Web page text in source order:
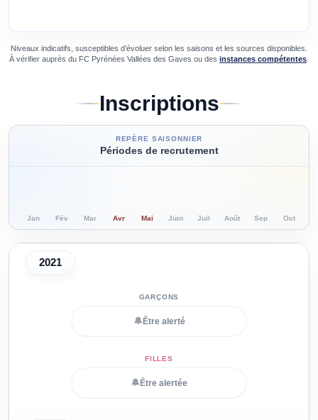
Niveaux indicatifs, susceptibles d’évoluer selon les saisons et les sources disponibles.
À vérifier auprès du FC Pyrénées Vallées des Gaves ou des instances compétentes
Inscriptions
REPÈRE SAISONNIER
Périodes de recrutement
Jan Fév Mar Avr Mai Juin Juil Août Sep Oct
2021
🔔 Être alerté
🔔 Être alertée